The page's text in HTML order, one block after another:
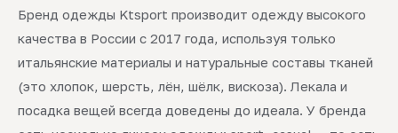
Бренд одежды Ktsport производит одежду высокого
качества в России с 2017 года, используя только
итальянские материалы и натуральные составы тканей
(это хлопок, шерсть, лён, шёлк, вискоза). Лекала и
посадка вещей всегда доведены до идеала. У бренда